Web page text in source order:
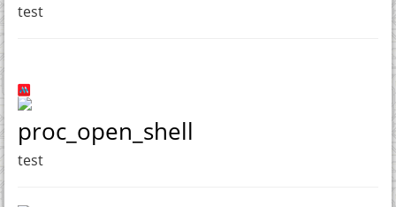
test
proc_open_shell
test